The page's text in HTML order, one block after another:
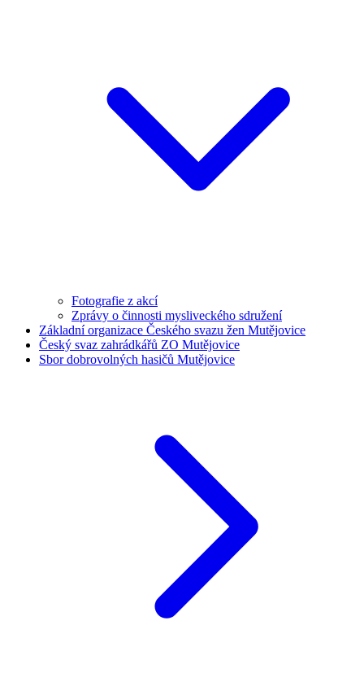
Fotografie z akcí
Zprávy o činnosti mysliveckého sdružení
Základní organizace Českého svazu žen Mutějovice
Český svaz zahrádkářů ZO Mutějovice
Sbor dobrovolných hasičů Mutějovice